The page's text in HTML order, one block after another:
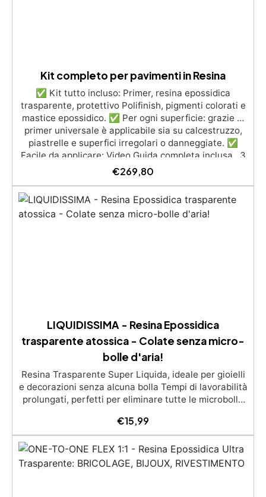
Kit completo per pavimenti in Resina
✅ Kit tutto incluso: Primer, resina epossidica
trasparente, protettivo Polifinish, pigmenti colorati e
mastice epossidico. ✅ Per ogni superficie: grazie al
primer universale è applicabile sia su calcestruzzo,
piastrelle e superfici irregolari o danneggiate. ✅
Facile da applicare: Video Guida completa inclusa, 3
semplici passaggi, dalla preparazione della superficie
alla finitura protettiva antigraffio. ✅ Risultati
professionali: Sistema autolivellante, resistente ai
raggi UV, duraturo e con finitura lucida o satinata. ✅
Personalizzabile: Disponibile in kit per metrature da
€269,80
LIQUIDISSIMA - Resina Epossidica
trasparente atossica - Colate senza micro-
bolle d'aria!
Resina Trasparente Super Liquida, ideale per gioielli
e decorazioni senza alcuna bolla Tempi di lavorabilità
prolungati, perfetti per eliminare tutte le microbolle
da 2mm fino a 2 cm, minimizzando le bolle d'aria per
risultati impeccabili. Compatibile con coloranti in
pasta o polvere, permettendo personalizzazioni
uniche Sicura, BPA Free, inodore e certificata
€15,99